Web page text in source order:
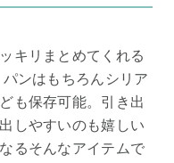
キリまとめてくれる
ンはもちろんシリア
も保存可能。引き出
しやすいのも嬉しい
るそんなアイテムで